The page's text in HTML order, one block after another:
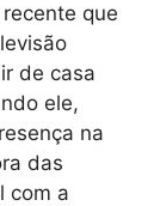
que
de casa
ele,
na
das
com a